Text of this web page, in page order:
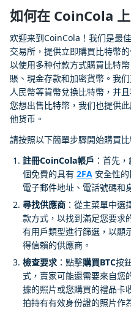
如何在 CoinCola
欢迎来到CoinCola！我们是最
交易所，提供立即購買比特幣
以使用多种付款方式購買比特
賬、現金存款和加密貨幣。我
人民幣等貨幣兌換比特幣，并
您想出售比特幣，我们也提供
他货币。
請按照以下簡單步驟開始購買比
註冊CoinCola帳戶 ：首先
個免費的具有 2FA 安全性
電子郵件地址、電話號碼和
尋找供應商 ：從主菜單中選
款方式，以找到滿足您要求
有用戶類型進行篩選，以顯
得信賴的供應商。
檢查要求：點擊購買BTC按
式，賣家可能還需要來自您
據的照片或您購買的禮品卡
拍持有有效身份證的照片作